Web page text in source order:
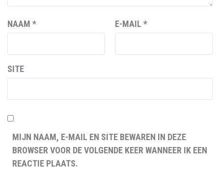
NAAM * E-MAIL *
SITE
MIJN NAAM, E-MAIL EN SITE BEWAREN IN DEZE
BROWSER VOOR DE VOLGENDE KEER WANNEER IK EEN
REACTIE PLAATS.